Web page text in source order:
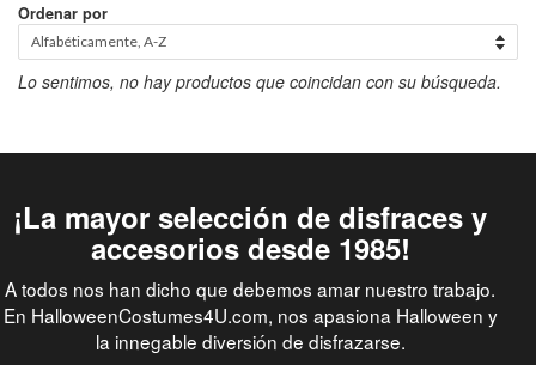
Ordenar por
Lo sentimos, no hay productos que coincidan con su búsqueda.
¡La mayor selección de disfraces y
accesorios desde 1985!
A todos nos han dicho que debemos amar nuestro trabajo.
En HalloweenCostumes4U.com, nos apasiona Halloween y
la innegable diversión de disfrazarse.